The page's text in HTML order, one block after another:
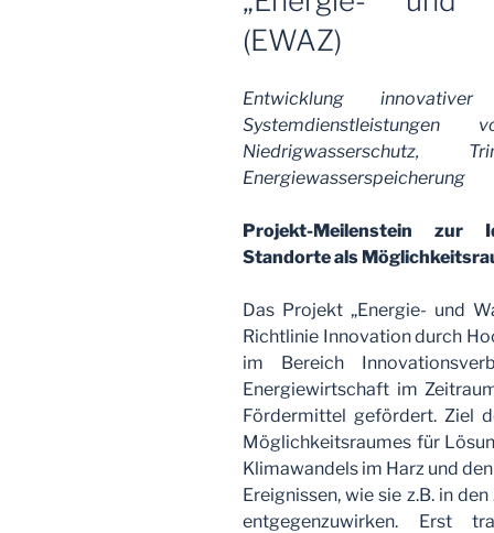
(EWAZ)
Entwicklung
Niedrigwasserschutz,
Energiewasserspeicherung
Projekt-Meilenstein zur
Standorte als
Das Projekt „Energie- und
Richtlinie Innovation durch
im Bereich
Energiewirtschaft im
Fördermittel gefördert. Ziel
Möglichkeitsraumes für
Klimawandels im Harz und
Ereignissen, wie sie z.B. in
entgegenzuwirken. Erst